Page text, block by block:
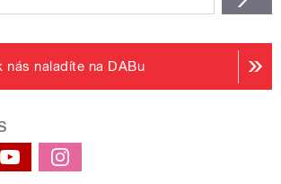
nás naladíte na DABu